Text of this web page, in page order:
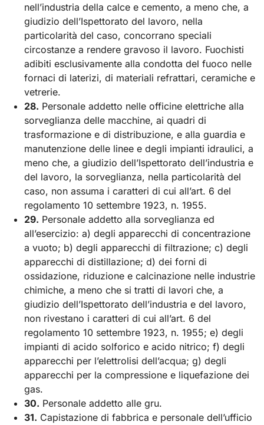
nell’industria della calce e cemento, a meno che, a
giudizio dell’Ispettorato del lavoro, nella
particolarità del caso, concorrano speciali
circostanze a rendere gravoso il lavoro. Fuochisti
adibiti esclusivamente alla condotta del fuoco nelle
fornaci di laterizi, di materiali refrattari, ceramiche e
vetrerie.
28. Personale addetto nelle officine elettriche alla
sorveglianza delle macchine, ai quadri di
trasformazione e di distribuzione, e alla guardia e
manutenzione delle linee e degli impianti idraulici, a
meno che, a giudizio dell’Ispettorato dell’industria e
del lavoro, la sorveglianza, nella particolarità del
caso, non assuma i caratteri di cui all’art. 6 del
regolamento 10 settembre 1923, n. 1955.
29. Personale addetto alla sorveglianza ed
all’esercizio: a) degli apparecchi di concentrazione
a vuoto; b) degli apparecchi di filtrazione; c) degli
apparecchi di distillazione; d) dei forni di
ossidazione, riduzione e calcinazione nelle industrie
chimiche, a meno che si tratti di lavori che, a
giudizio dell’Ispettorato dell’industria e del lavoro,
non rivestano i caratteri di cui all’art. 6 del
regolamento 10 settembre 1923, n. 1955; e) degli
impianti di acido solforico e acido nitrico; f) degli
apparecchi per l’elettrolisi dell’acqua; g) degli
apparecchi per la compressione e liquefazione dei
gas.
30. Personale addetto alle gru.
31. Capistazione di fabbrica e personale dell’ufficio